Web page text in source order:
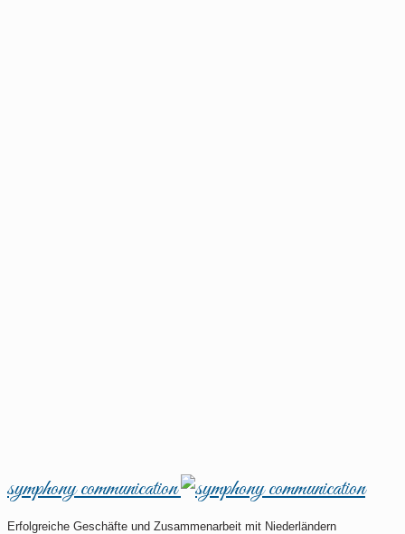
symphony communication
Erfolgreiche Geschäfte und Zusammenarbeit mit Niederländern